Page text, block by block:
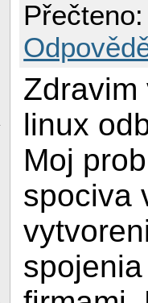
Zdravim
linux
Moj
spociva